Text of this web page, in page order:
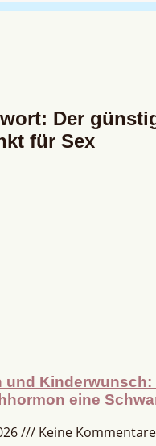
Der
für Sex
und Kinderwunsch:
eine
Keine Kommentare